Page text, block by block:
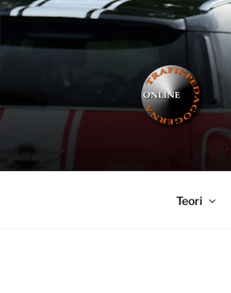
Hoppa
innehåll
Teori